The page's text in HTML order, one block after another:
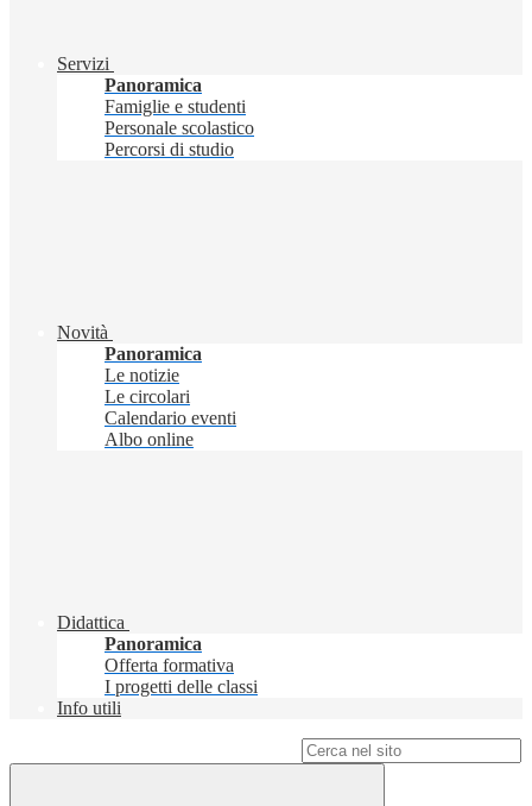
Servizi
Panoramica
Famiglie e studenti
Personale scolastico
Percorsi di studio
Novità
Panoramica
Le notizie
Le circolari
Calendario eventi
Albo online
Didattica
Panoramica
Offerta formativa
I progetti delle classi
Info utili